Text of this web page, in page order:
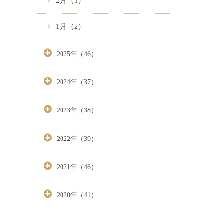
1月（2）
2025年（46）
2024年（37）
2023年（38）
2022年（39）
2021年（46）
2020年（41）